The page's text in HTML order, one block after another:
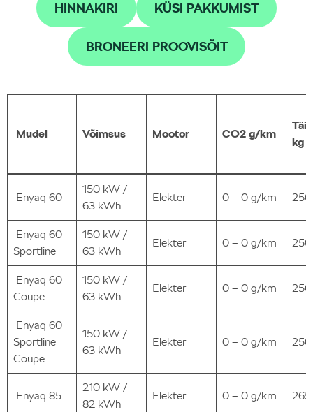
HINNAKIRI KÜSI PAKKUMIST
BRONEERI PROOVISÕIT
Mudel Võimsus Mootor CO2 g/km
kg
Enyaq 60
150 kW /
63 kWh
Elekter 0 – 0 g/km
Enyaq 60
Sportline
150 kW /
63 kWh
Elekter 0 – 0 g/km
Enyaq 60
Coupe
150 kW /
63 kWh
Elekter 0 – 0 g/km
Enyaq 60
Sportline
Coupe
150 kW /
63 kWh
Elekter 0 – 0 g/km
Enyaq 85
210 kW /
82 kWh
Elekter 0 – 0 g/km